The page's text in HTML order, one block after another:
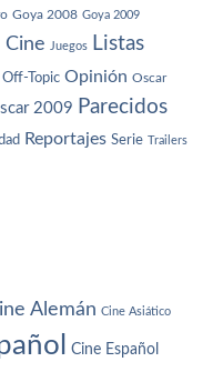
Goya 2008 Goya 2009
Cine Juegos Listas
Off-Topic Opinión Oscar
2009 Parecidos
Reportajes Serie Trailers
Alemán Cine Asiático
Cine Español